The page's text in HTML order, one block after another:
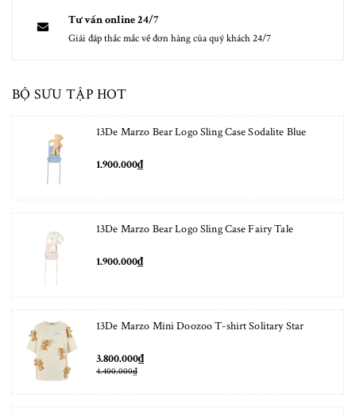
Tư vấn online 24/7
Giải đáp thắc mắc về đơn hàng của quý khách 24/7
BỘ SƯU TẬP HOT
13De Marzo Bear Logo Sling Case Sodalite Blue
1.900.000₫
13De Marzo Bear Logo Sling Case Fairy Tale
1.900.000₫
13De Marzo Mini Doozoo T-shirt Solitary Star
3.800.000₫
4.400.000₫